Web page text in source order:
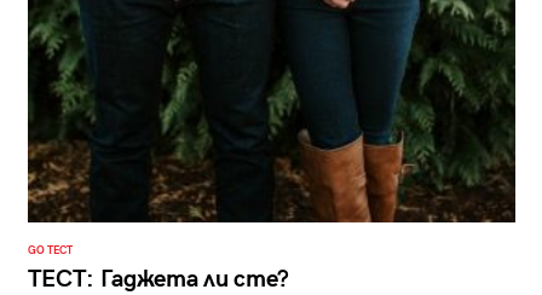
GO ТЕСТ
ТЕСТ: Гаджета ли сте?